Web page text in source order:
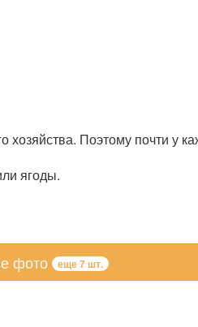
Поэтому почти у
ягоды.
фото еще 7 шт.